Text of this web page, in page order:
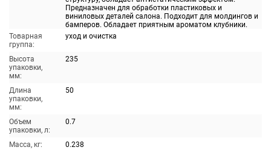
Предназначен для обработки пластиковых и
виниловых деталей салона. Подходит для молдингов и
бамперов. Обладает приятным ароматом клубники.
Товарная
группа:
уход и очистка
Высота
упаковки,
мм:
235
Длина
упаковки,
мм:
50
Объем
упаковки, л:
0.7
Масса, кг:
0.238